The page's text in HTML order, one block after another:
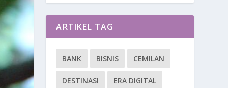
ARTIKEL TAG
BANK BISNIS CEMILAN
DESTINASI ERA DIGITAL